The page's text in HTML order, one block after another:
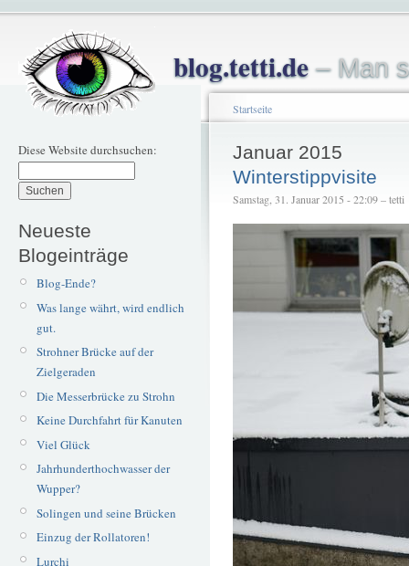
blog.tetti.de– Man
Diese Website durchsuchen:
Neueste
Blogeinträge
Blog-Ende?
Was lange währt, wird endlich
gut.
Strohner Brücke auf der
Zielgeraden
Die Messerbrücke zu Strohn
Keine Durchfahrt für Kanuten
Viel Glück
Jahrhunderthochwasser der
Wupper?
Solingen und seine Brücken
Einzug der Rollatoren!
Lurchi
Startseite
Januar 2015
Winterstippvisite
Samstag, 31. Januar 2015 - 22:09 – tetti